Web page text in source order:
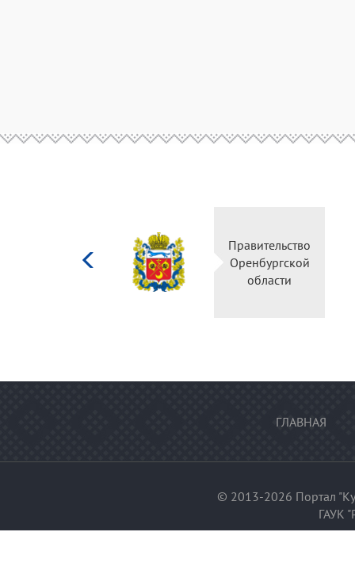
Правительство
Оренбургской
области
ГЛАВНАЯ
© 2013-2026 Портал
ГАУК